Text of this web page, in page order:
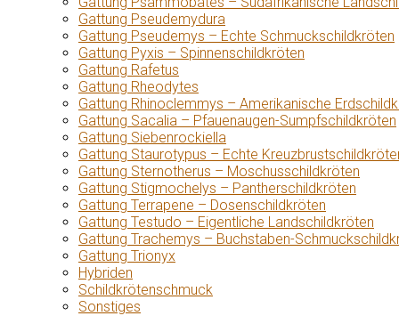
Gattung Pseudemydura
Gattung Pseudemys – Echte Schmuckschildkröten
Gattung Pyxis – Spinnenschildkröten
Gattung Rafetus
Gattung Rheodytes
Gattung Rhinoclemmys – Amerikanische
Gattung Sacalia – Pfauenaugen-Sumpfschildkröten
Gattung Siebenrockiella
Gattung Staurotypus – Echte
Gattung Sternotherus – Moschusschildkröten
Gattung Stigmochelys – Pantherschildkröten
Gattung Terrapene – Dosenschildkröten
Gattung Testudo – Eigentliche Landschildkröten
Gattung Trachemys – Buchstaben-
Gattung Trionyx
Hybriden
Schildkrötenschmuck
Sonstiges